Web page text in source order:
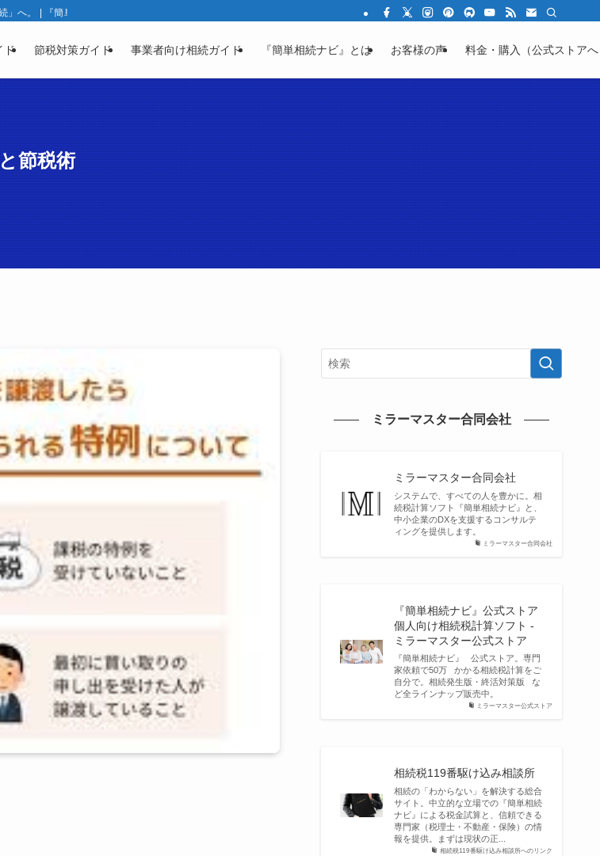
へ。 | 『簡単相続ナビ』製品ガイド | 相続と資産凍結の不安を「わかる」に変える教育サイト
ド 節税対策ガイド 事業者向け相続ガイド 『簡単相続ナビ』とは お客様の声 料金・購入（公式ストア
節税術
ミラーマスター合同会社
ミラーマスター合同会社
ミラーマスター合同会社
システムで、すべての人を豊かに。相
続税計算ソフト『簡単相続ナビ』と、
中小企業のDXを支援するコンサルテ
ィングを提供します。
ミラーマスター公式ストア
『簡単相続ナビ』公式ストア
個人向け相続税計算ソフト -
ミラーマスター公式ストア
『簡単相続ナビ』 公式ストア。専門
家依頼で50万 かかる相続税計算をご
自分で。相続発生版・終活対策版 な
ど全ラインナップ販売中。
相続税119番駆け込み相談所へのリンク
相続税119番駆け込み相談所
相続の「わからない」を解決する総合
サイト。中立的な立場での『簡単相続
ナビ』による税金試算と、信頼できる
専門家（税理士・不動産・保険）の情
報を提供。まずは現状の正...